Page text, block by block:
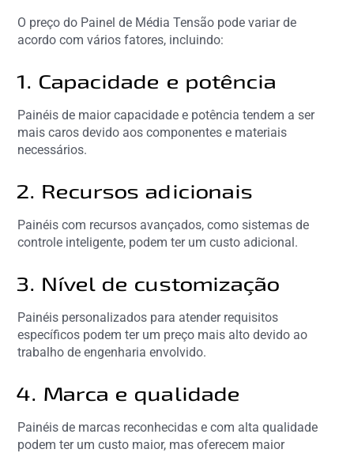
O preço do Painel de Média Tensão pode variar de
acordo com vários fatores, incluindo:
1. Capacidade e potência
Painéis de maior capacidade e potência tendem a ser
mais caros devido aos componentes e materiais
necessários.
2. Recursos adicionais
Painéis com recursos avançados, como sistemas de
controle inteligente, podem ter um custo adicional.
3. Nível de customização
Painéis personalizados para atender requisitos
específicos podem ter um preço mais alto devido ao
trabalho de engenharia envolvido.
4. Marca e qualidade
Painéis de marcas reconhecidas e com alta qualidade
podem ter um custo maior, mas oferecem maior